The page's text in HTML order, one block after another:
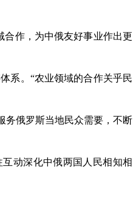
合作，为中俄友好事业作出更
系。“农业领域的合作关乎民
务俄罗斯当地民众需要，不断
动深化中俄两国人民相知相